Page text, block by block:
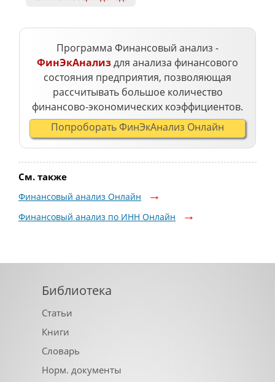
Программа Финансовый анализ -
ФинЭкАнализдля анализа финансового
состояния предприятия, позволяющая
рассчитывать большое количество
финансово-экономических коэффициентов.
Попроборать ФинЭкАнализ Онлайн
См. также
Финансовый анализ Онлайн
Финансовый анализ по ИНН Онлайн
Библиотека
Статьи
Книги
Словарь
Норм. документы